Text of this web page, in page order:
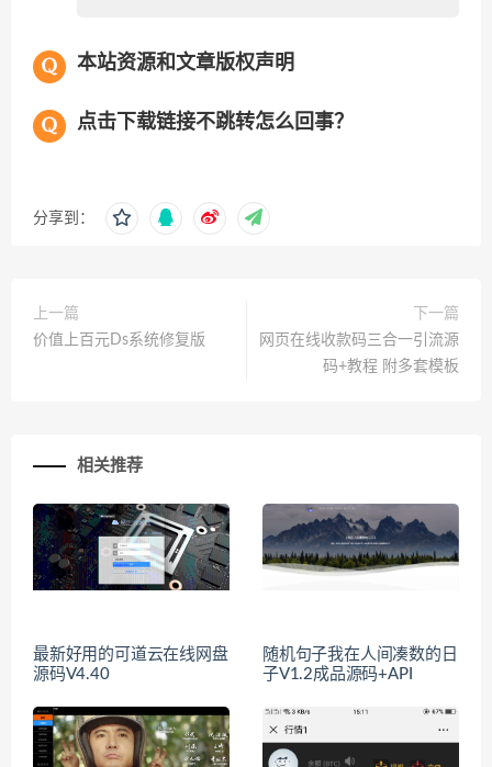
本站资源和文章版权声明
点击下载链接不跳转怎么回事？
分享到：
上一篇
价值上百元Ds系统修复版
下一篇
网页在线收款码三合一引流源
码+教程 附多套模板
相关推荐
最新好用的可道云在线网盘
源码V4.40
随机句子我在人间凑数的日
子V1.2成品源码+API